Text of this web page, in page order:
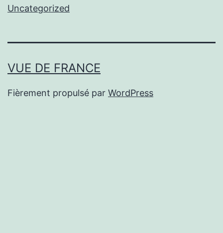
Uncategorized
VUE DE FRANCE
Fièrement propulsé par WordPress